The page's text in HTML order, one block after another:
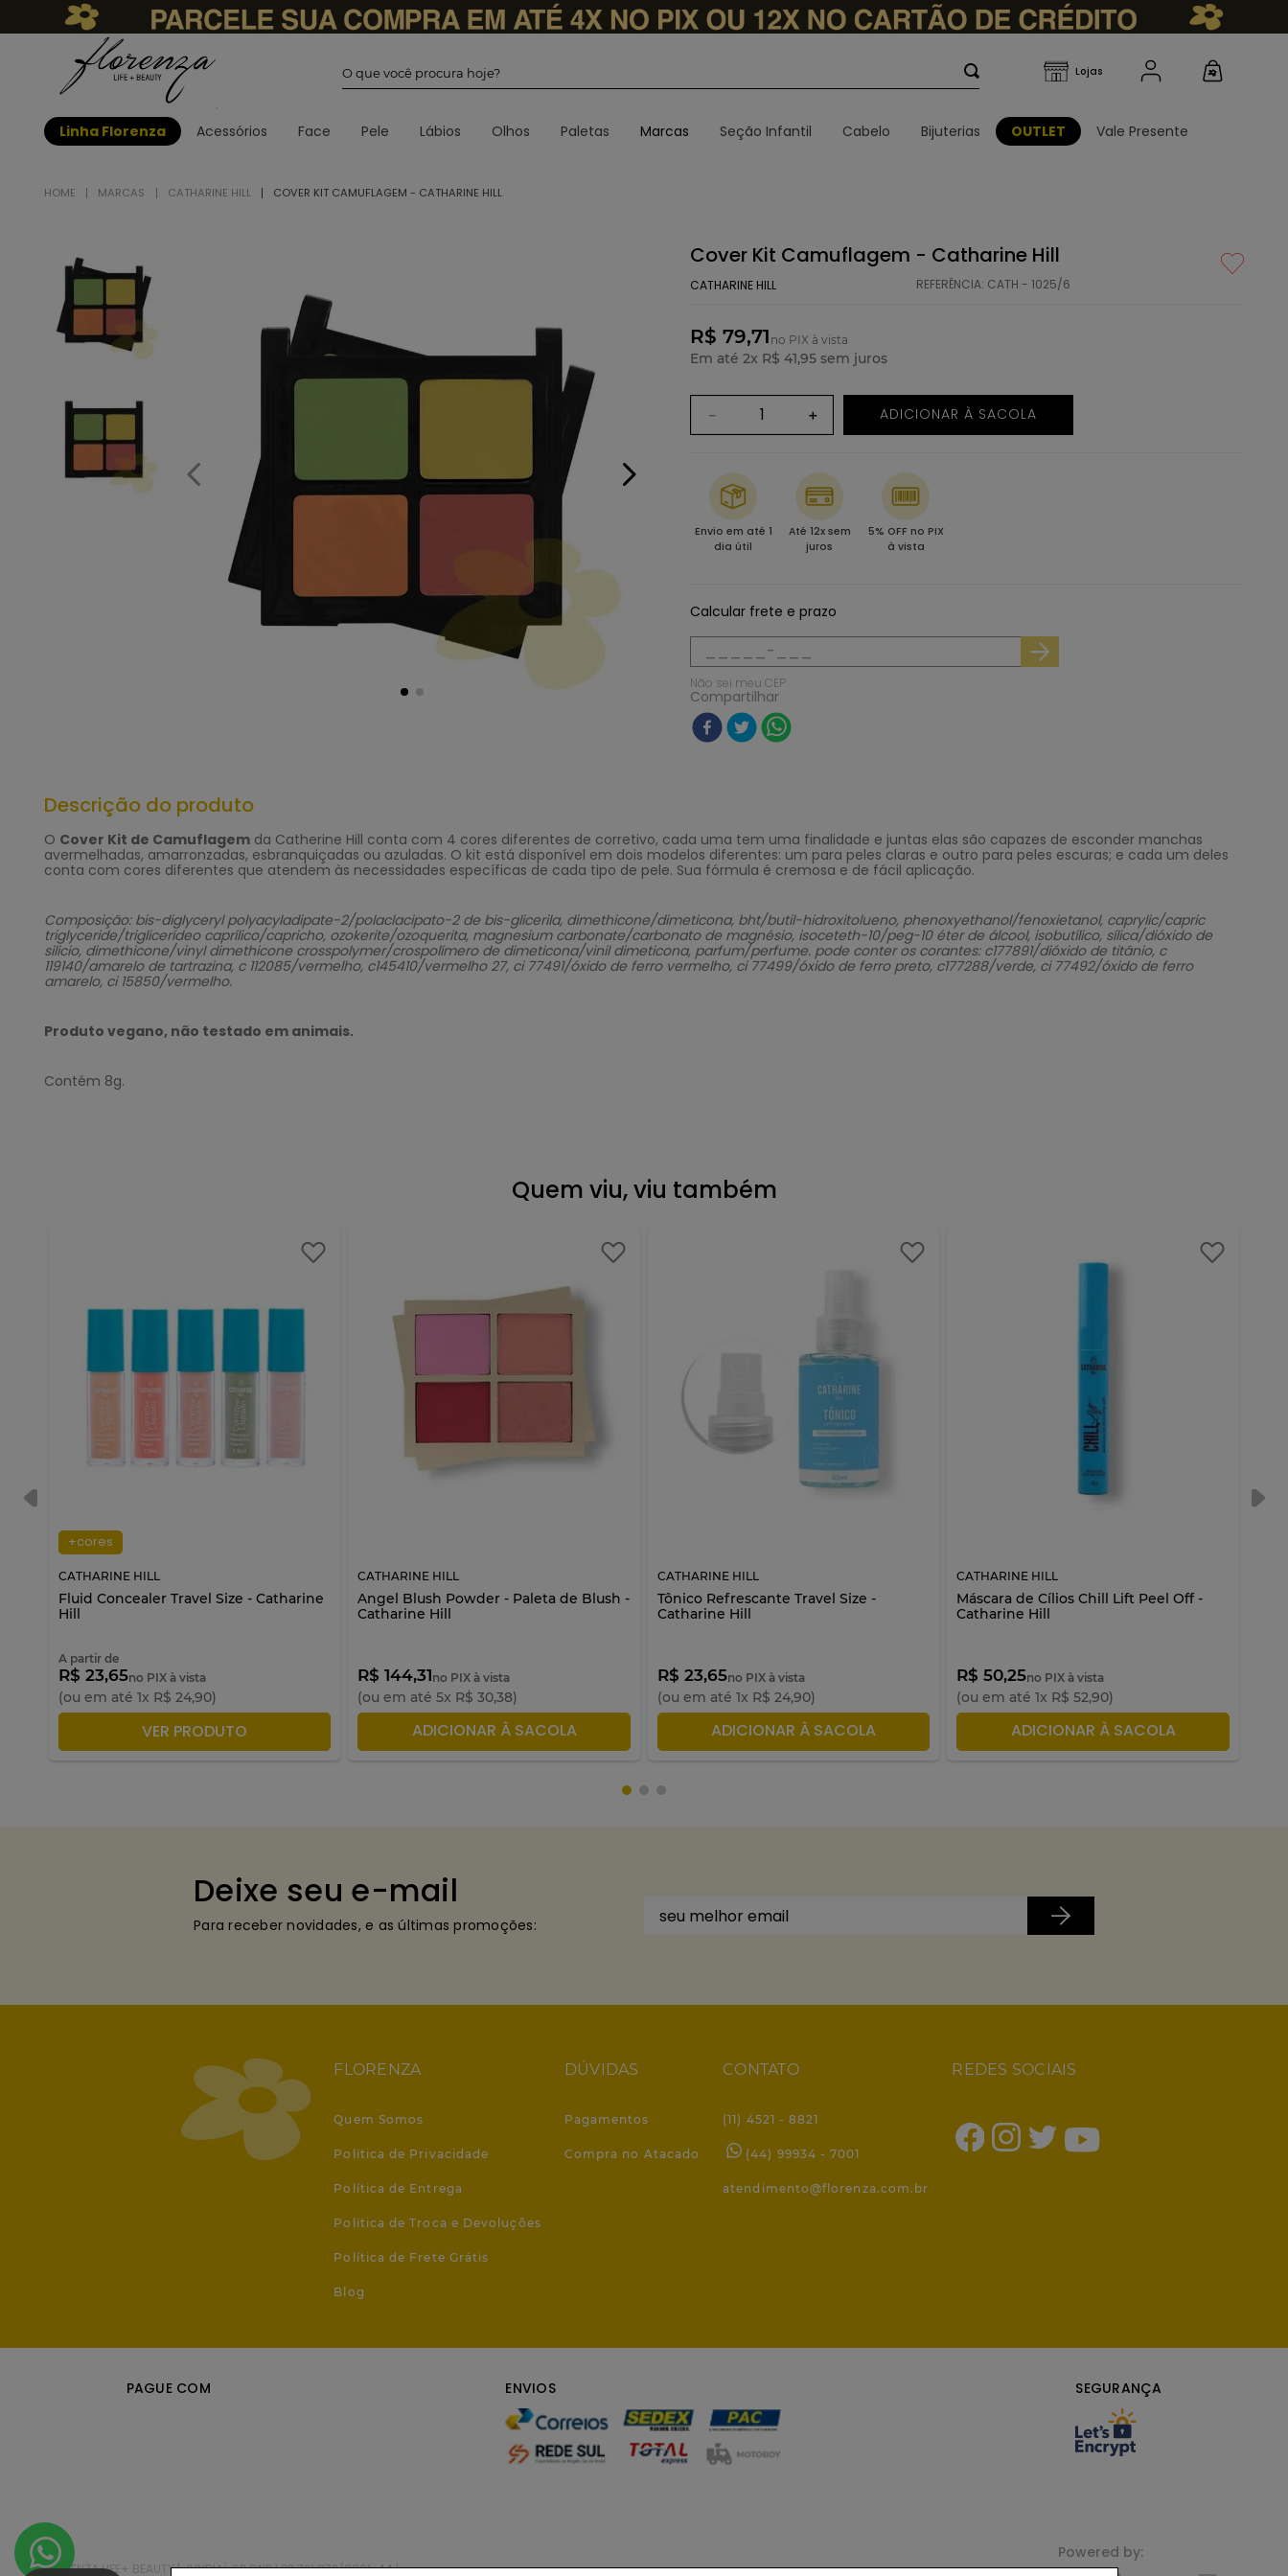
Linha Florenza Acessórios Face Pele Lábios Olhos Paletas Marcas Seção Infantil Cabelo Bijuterias OUTLET Vale Presente
MARCAS CATHARINE HILL COVER KIT CAMUFLAGEM - CATHARINE HILL
Cover Kit Camuflagem - Catharine Hill
CATHARINE HILL REFERÊNCIA: CATH - 1025/6
R$ 79,71 no PIX à vista
Em até 2x R$ 41,95 sem juros
＋
－ ADICIONAR À SACOLA
Envio em até 1
dia útil
Até 12x sem
juros
5% OFF no PIX
à vista
Calcular frete e prazo
Não sei meu CEP
Compartilhar
Descrição do produto
O Cover Kit de Camuflagem da Catherine Hill conta com 4 cores diferentes de corretivo, cada uma tem uma finalidade e juntas elas são capazes de esconder manchas
avermelhadas, amarronzadas, esbranquiçadas ou azuladas. O kit está disponível em dois modelos diferentes: um para peles claras e outro para peles escuras; e cada um deles
conta com cores diferentes que atendem às necessidades específicas de cada tipo de pele. Sua fórmula é cremosa e de fácil aplicação.
Composição: bis-diglyceryl polyacyladipate-2/polaclacipato-2 de bis-glicerila, dimethicone/dimeticona, bht/butil-hidroxitolueno, phenoxyethanol/fenoxietanol, caprylic/capric
triglyceride/triglicerídeo caprílico/capricho, ozokerite/ozoquerita, magnesium carbonate/carbonato de magnésio, isoceteth-10/peg-10 éter de álcool, isobutílico, sílica/dióxido de
silicio, dimethicone/vinyl dimethicone crosspolymer/crospolímero de dimeticona/vinil dimeticona, parfum/perfume. pode conter os corantes: c177891/dióxido de titânio, c
119140/amarelo de tartrazina, c 112085/vermelho, c145410/vermelho 27, ci 77491/óxido de ferro vermelho, ci 77499/óxido de ferro preto, c177288/verde, ci 77492/óxido de ferro
amarelo, ci 15850/vermelho.
Produto vegano, não testado em animais.
Contém 8g.
Quem viu, viu também
+cores
CATHARINE HILL
Fluid Concealer Travel Size - Catharine
Hill
A partir de
R$ 23,65no PIX à vista
(ou em até 1x R$ 24,90)
ADICIONAR À SACOLA
VER PRODUTO
CATHARINE HILL
Angel Blush Powder - Paleta de Blush -
Catharine Hill
R$ 144,31no PIX à vista
(ou em até5x R$ 30,38)
ADICIONAR À SACOLA
CATHARINE HILL
Tônico Refrescante Travel Size -
Catharine Hill
R$ 23,65no PIX à vista
(ou em até 1x R$ 24,90)
ADICIONAR À SACOLA
CATHARINE HILL
Máscara de Cílios Chill Lift Peel Off -
Catharine Hill
R$ 50,25no PIX à vista
(ou em até1x R$ 52,90)
ADICIONAR À SACOLA
Deixe seu e-mail
Para receber novidades, e as últimas promoções:
FLORENZA
Quem Somos
Política de Privacidade
Política de Entrega
Política de Troca e Devoluções
Política de Frete Grátis
Blog
DÚVIDAS
Pagamentos
Compra no Atacado
CONTATO
(11) 4521 - 8821
(44) 99934 - 7001
atendimento@florenza.com.br
REDES SOCIAIS
PAGUE COM ENVIOS SEGURANÇA
FLORENZA LIFE+ BEAUTY | JUNDIAÍ, SP CNPJ 23.721.872/0001-44 |
Powered by: